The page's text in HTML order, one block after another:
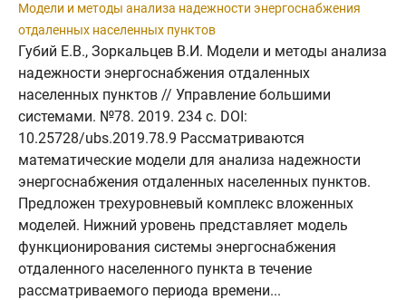
Модели и методы анализа надежности энергоснабжения
отдаленных населенных пунктов
Губий Е.В., Зоркальцев В.И. Модели и методы анализа
надежности энергоснабжения отдаленных
населенных пунктов // Управление большими
системами. №78. 2019. 234 с. DOI:
10.25728/ubs.2019.78.9 Рассматриваются
математические модели для анализа надежности
энергоснабжения отдаленных населенных пунктов.
Предложен трехуровневый комплекс вложенных
моделей. Нижний уровень представляет модель
функционирования системы энергоснабжения
отдаленного населенного пункта в течение
рассматриваемого периода времени...